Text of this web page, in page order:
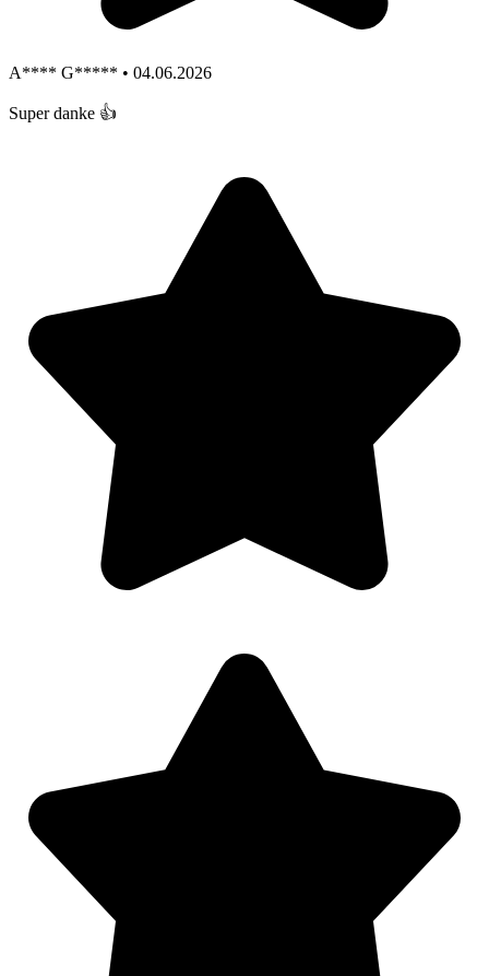
A**** G***** • 04.06.2026
Super danke 👍